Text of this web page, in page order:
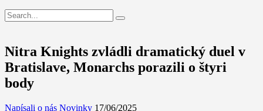
Nitra Knights zvládli dramatický duel v
Bratislave, Monarchs porazili o štyri
body
Napísali o nás Novinky 17/06/2025